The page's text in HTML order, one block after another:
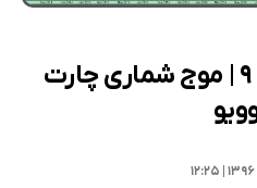
تحلیل دلار ین شماره ۹ | موج شماری چارت